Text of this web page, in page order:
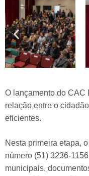
O lançamento do CAC
relação entre o
eficientes.
Nesta primeira etapa,
número (51) 3236-
municipais,